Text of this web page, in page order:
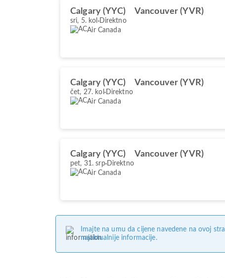
Calgary (YYC) Vancouver (YVR)
sri, 5. kol Direktno
Air Canada
Calgary (YYC) Vancouver (YVR)
čet, 27. kol Direktno
Air Canada
Calgary (YYC) Vancouver (YVR)
pet, 31. srp Direktno
Air Canada
Imajte na umu da cijene navedene na ovoj
najaktualnije informacije.